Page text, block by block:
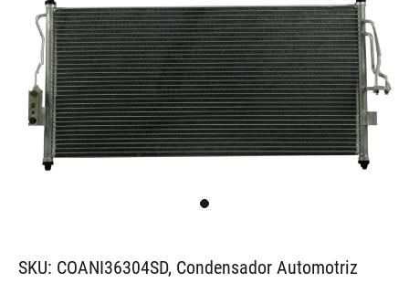
SKU: COANI36304SD, Condensador Automotriz